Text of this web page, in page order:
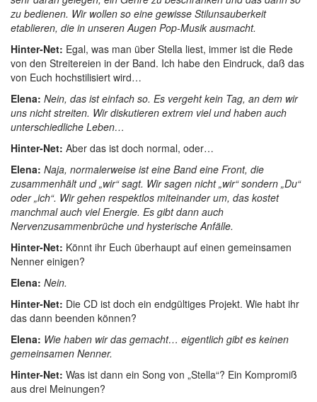
zu bedienen. Wir wollen so eine gewisse Stilunsauberkeit
etablieren, die in unseren Augen Pop-Musik ausmacht.
Hinter-Net: Egal, was man über Stella liest, immer ist die Rede
von den Streitereien in der Band. Ich habe den Eindruck, daß das
von Euch hochstilisiert wird…
Elena: Nein, das ist einfach so. Es vergeht kein Tag, an dem wir
uns nicht streiten. Wir diskutieren extrem viel und haben auch
unterschiedliche Leben…
Hinter-Net: Aber das ist doch normal, oder…
Elena: Naja, normalerweise ist eine Band eine Front, die
zusammenhält und „wir“ sagt. Wir sagen nicht „wir“ sondern „Du“
oder „ich“. Wir gehen respektlos miteinander um, das kostet
manchmal auch viel Energie. Es gibt dann auch
Nervenzusammenbrüche und hysterische Anfälle.
Hinter-Net: Könnt ihr Euch überhaupt auf einen gemeinsamen
Nenner einigen?
Elena: Nein.
Hinter-Net: Die CD ist doch ein endgültiges Projekt. Wie habt ihr
das dann beenden können?
Elena: Wie haben wir das gemacht… eigentlich gibt es keinen
gemeinsamen Nenner.
Hinter-Net: Was ist dann ein Song von „Stella“? Ein Kompromiß
aus drei Meinungen?